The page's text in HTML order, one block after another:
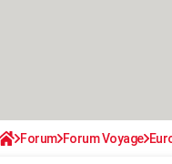
Forum Forum Voyage